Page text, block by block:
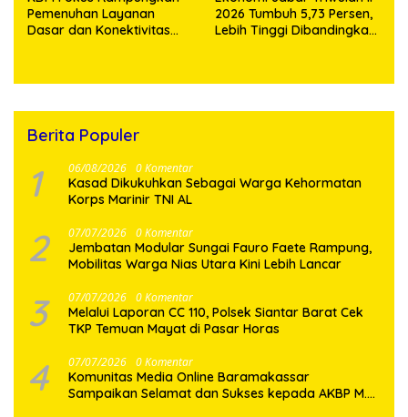
Pemenuhan Layanan
Dasar dan Konektivitas
2026 Tumbuh 5,73 Persen,
Lebih Tinggi Dibandingkan
Berita Populer
1 06/08/2026 0 Komentar
Kasad Dikukuhkan Sebagai Warga Kehormatan
Korps Marinir TNI AL
2 07/07/2026 0 Komentar
Jembatan Modular Sungai Fauro Faete Rampung,
Mobilitas Warga Nias Utara Kini Lebih Lancar
3 07/07/2026 0 Komentar
Melalui Laporan CC 110, Polsek Siantar Barat Cek
TKP Temuan Mayat di Pasar Horas
4 07/07/2026 0 Komentar
Komunitas Media Online Baramakassar
Sampaikan Selamat dan Sukses kepada AKBP M.